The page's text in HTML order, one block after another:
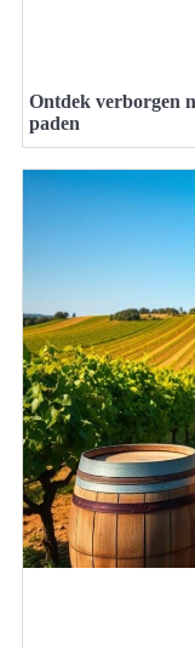
Ontdek verborgen
paden